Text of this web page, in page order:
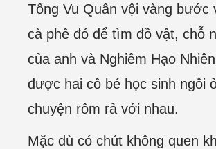
Tống Vu Quân vội vàng bước
cà phê đó để tìm đồ vật, chỗ
của anh và Nghiêm Hạo
được hai cô bé học sinh ngồi
chuyện rôm rả với nhau.
Mặc dù có chút không quen